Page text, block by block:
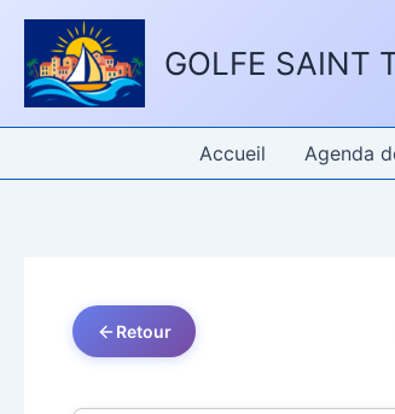
Panneau de gestion des cookies
Aller
contenu
GOLFE SAINT
Accueil Agenda
Retour